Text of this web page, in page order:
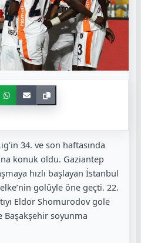
34. ve son haftasında
konuk oldu. Gaziantep
hızlı başlayan İstanbul
golüyle öne geçti. 22.
Eldor Shomurodov gole
Başakşehir soyunma